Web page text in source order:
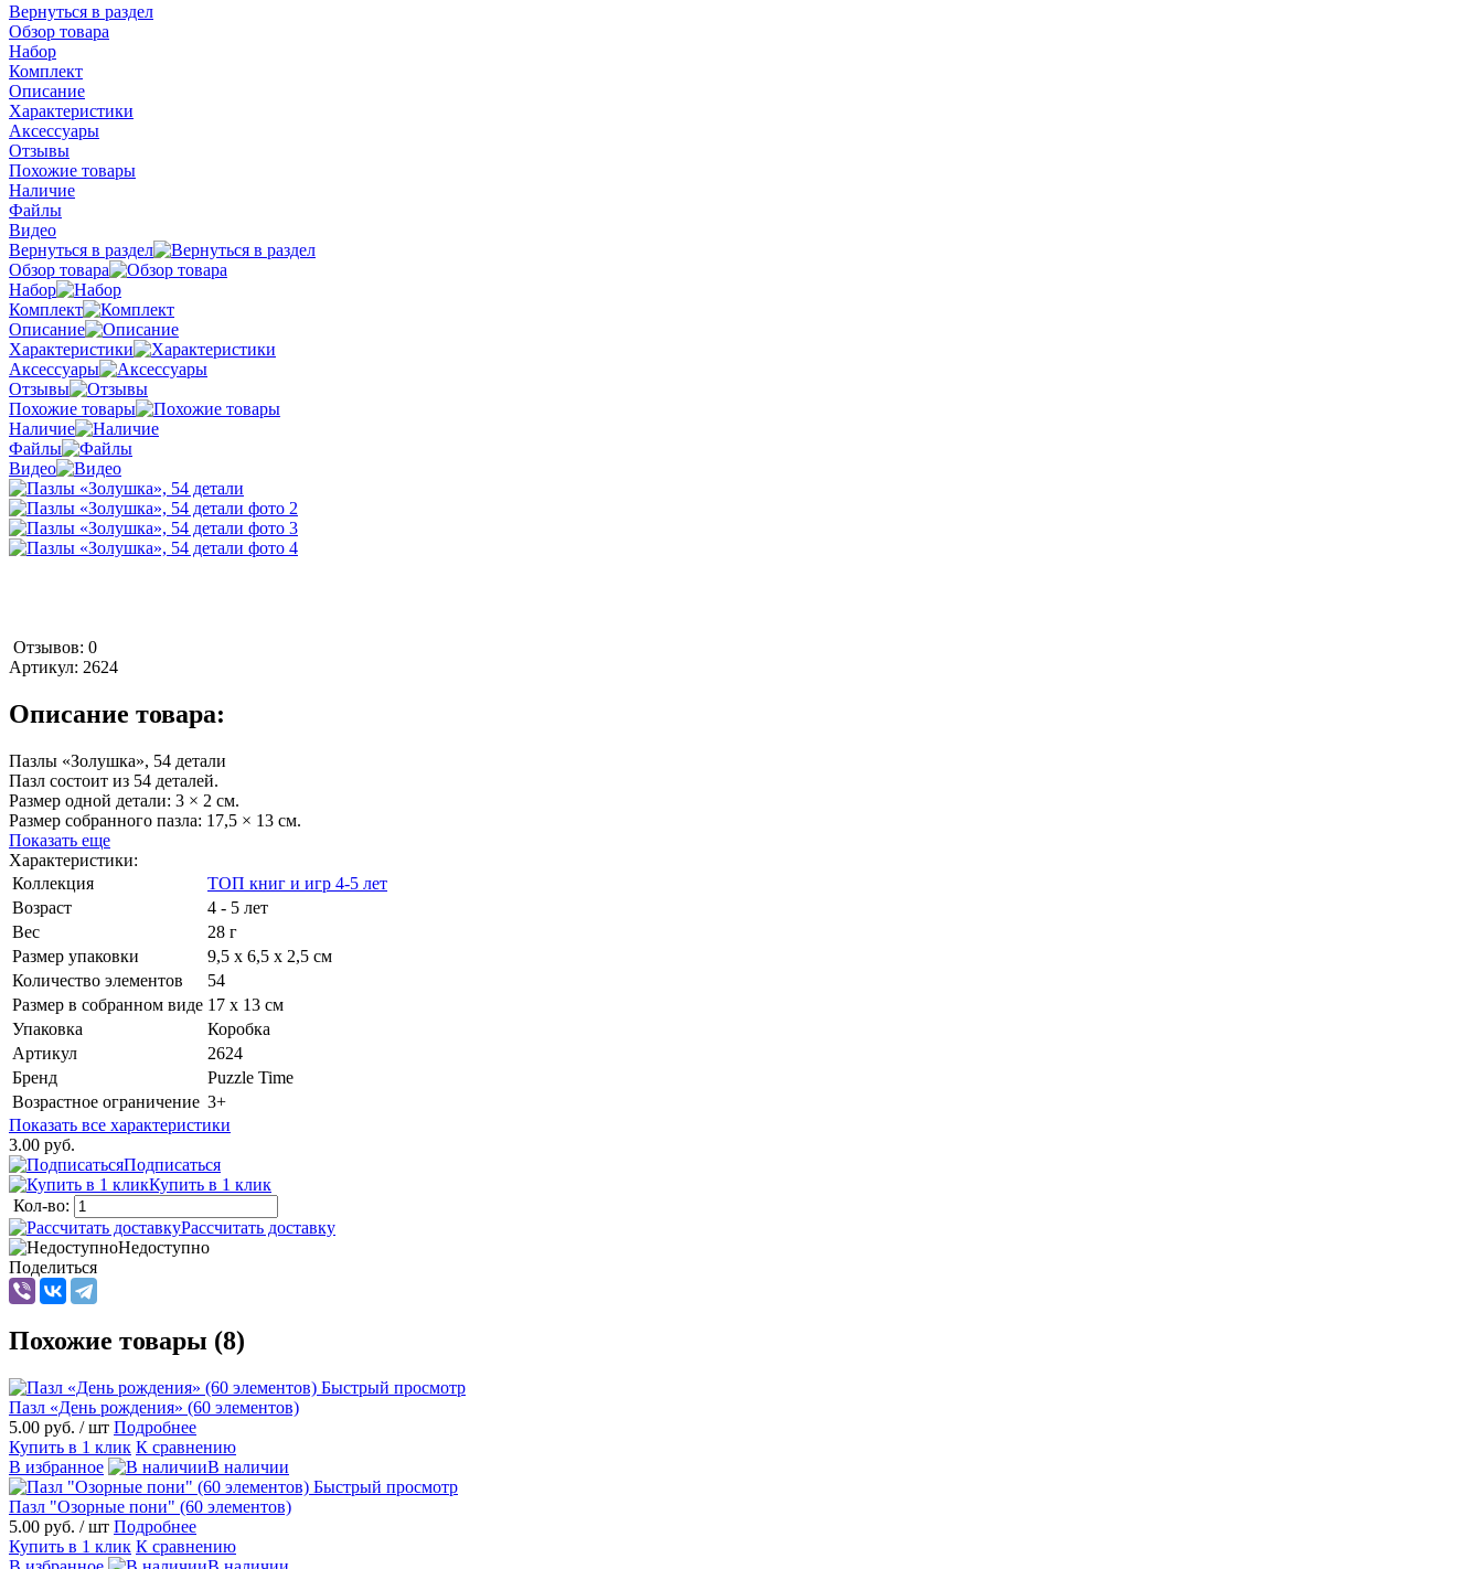
Вернуться в раздел
Обзор товара
Набор
Комплект
Описание
Характеристики
Аксессуары
Отзывы
Похожие товары
Наличие
Файлы
Видео
Вернуться в раздел
Обзор товара
Набор
Комплект
Описание
Характеристики
Аксессуары
Отзывы
Похожие товары
Наличие
Файлы
Видео
Отзывов: 0
Артикул: 2624
Описание товара:
Пазлы «Золушка», 54 детали
Пазл состоит из 54 деталей.
Размер одной детали: 3 × 2 см.
Размер собранного пазла: 17,5 × 13 см.
Показать еще
Характеристики:
Коллекция
ТОП книг и игр 4-5 лет
Возраст
4 - 5 лет
Вес
28 г
Размер упаковки
9,5 х 6,5 х 2,5 см
Количество элементов
54
Размер в собранном виде 17 х 13 см
Упаковка
Коробка
Артикул
2624
Бренд
Puzzle Time
Возрастное ограничение 3+
Показать все характеристики
3.00 руб.
Подписаться
Купить в 1 клик
Кол-во:
Рассчитать доставку
Недоступно
Поделиться
Похожие товары (8)
Быстрый просмотр
Пазл «День рождения» (60 элементов)
5.00 руб. / шт Подробнее
Купить в 1 клик К сравнению
В избранное
В наличии
Быстрый просмотр
Пазл "Озорные пони" (60 элементов)
5.00 руб. / шт Подробнее
Купить в 1 клик К сравнению